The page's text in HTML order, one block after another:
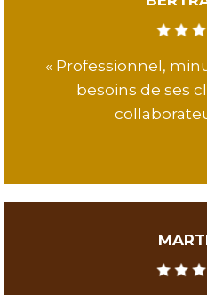
« Professionnel,
besoins de ses